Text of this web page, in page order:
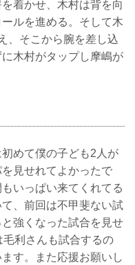
着かせ、木村は背を向
ルを進める。そして木
、そこから腕を差し込
木村がタップし摩嶋が
初めて僕の子ども2人が
見せれてよかったで
いっぱい来てくれてる
、前回は不甲斐ない試
強くなった試合を見せ
利さんも試合するの
す。また応援お願いし